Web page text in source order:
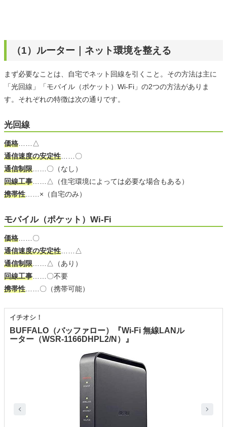
（1）ルーター｜ネット環境を整える
まず必要なことは、自宅でネット回線を引くこと。その方法は主に
「光回線」「モバイル（ポケット）Wi-Fi」の2つの方法がありま
す。それぞれの特徴は次の通りです。
光回線
価格 ……△
通信速度の安定性 ……〇
通信制限 ……〇（なし）
回線工事 ……△（住宅環境によっては必要な場合もある）
携帯性 ……×（自宅のみ）
モバイル（ポケット）Wi-Fi
価格 ……〇
通信速度の安定性 ……△
通信制限 ……△（あり）
回線工事 ……〇不要
携帯性 ……〇（携帯可能）
BUFFALO（バッファロー）『Wi-Fi 無線LANル
ーター（WSR-1166DHPL2/N）』
イチオシ！